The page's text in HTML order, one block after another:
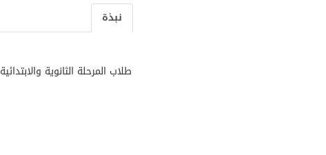
نبذة
طلاب المرحلة الثانوية والابتدائية